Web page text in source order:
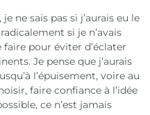
ne sais pas si j’aurais eu le
si je n’avais
faire pour éviter d’éclater
Je pense que j’aurais
l’épuisement, voire au
faire confiance à l’idée
ce n’est jamais